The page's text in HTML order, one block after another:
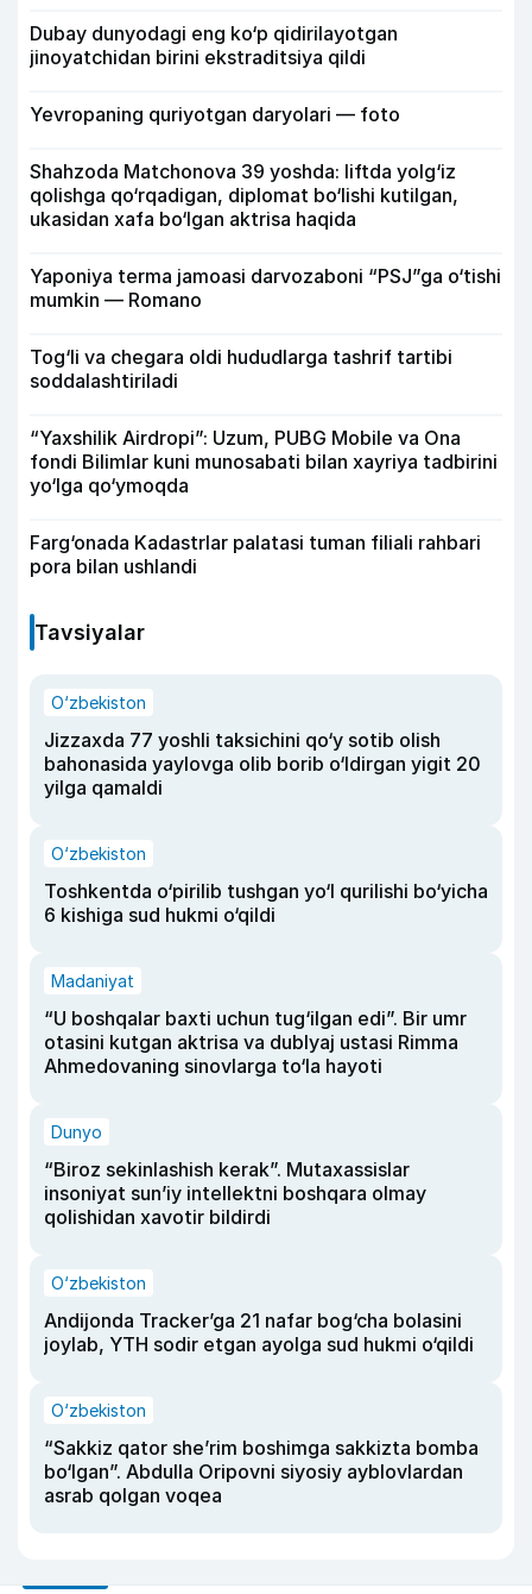
Dubay dunyodagi eng ko‘p qidirilayotgan
jinoyatchidan birini ekstraditsiya qildi
Yevropaning quriyotgan daryolari — foto
Shahzoda Matchonova 39 yoshda: liftda yolg‘iz
qolishga qo‘rqadigan, diplomat bo‘lishi kutilgan,
ukasidan xafa bo‘lgan aktrisa haqida
Yaponiya terma jamoasi darvozaboni “PSJ”ga o‘tishi
mumkin — Romano
Tog‘li va chegara oldi hududlarga tashrif tartibi
soddalashtiriladi
“Yaxshilik Airdropi”: Uzum, PUBG Mobile va Ona
fondi Bilimlar kuni munosabati bilan xayriya tadbirini
yo‘lga qo‘ymoqda
Farg‘onada Kadastrlar palatasi tuman filiali rahbari
pora bilan ushlandi
Tavsiyalar
O‘zbekiston
Jizzaxda 77 yoshli taksichini qo‘y sotib olish
bahonasida yaylovga olib borib o‘ldirgan yigit 20
yilga qamaldi
O‘zbekiston
Toshkentda o‘pirilib tushgan yo‘l qurilishi bo‘yicha
6 kishiga sud hukmi o‘qildi
Madaniyat
“U boshqalar baxti uchun tug‘ilgan edi”. Bir umr
otasini kutgan aktrisa va dublyaj ustasi Rimma
Ahmedovaning sinovlarga to‘la hayoti
Dunyo
“Biroz sekinlashish kerak”. Mutaxassislar
insoniyat sun’iy intellektni boshqara olmay
qolishidan xavotir bildirdi
O‘zbekiston
Andijonda Tracker’ga 21 nafar bog‘cha bolasini
joylab, YTH sodir etgan ayolga sud hukmi o‘qildi
O‘zbekiston
“Sakkiz qator she’rim boshimga sakkizta bomba
bo‘lgan”. Abdulla Oripovni siyosiy ayblovlardan
asrab qolgan voqea